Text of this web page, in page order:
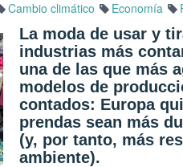
Cambio climático Economía
La moda de usar y
industrias más
una de las que más
modelos de
contados: Europa
prendas sean más
(y, por tanto, más
ambiente).